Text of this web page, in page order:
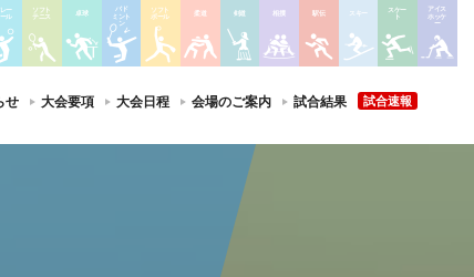
せ 大会要項 大会日程 会場のご案内 試合結果 試合速報
ー
ル
ソフト
テニス 卓球
バド
ミント
ン
ソフト
ボール 柔道 剣道 相撲 駅伝 スキー スケー
ト
アイス
ホッケ
ー